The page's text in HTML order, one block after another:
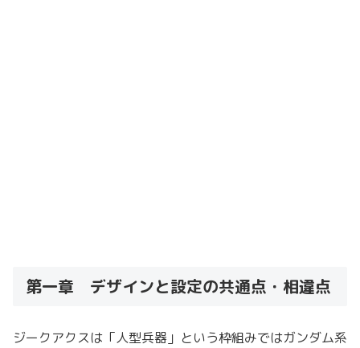
第一章 デザインと設定の共通点・相違点
ジークアクスは「人型兵器」という枠組みではガンダム系